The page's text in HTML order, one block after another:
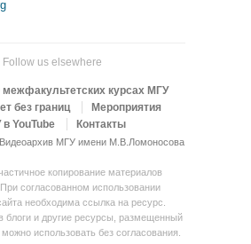
Follow us elsewhere
курсах МГУ
без границ
Мероприятия
YouTube
Контакты
Видеоархив МГУ имени М.В.Ломоносова
копирование материалов
согласованном использовании
необходима ссылка на ресурс.
блоги и другие ресурсы, размещенный
использовать без согласования.